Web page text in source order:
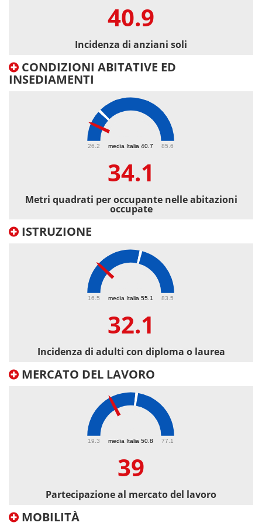
40.9
Incidenza di anziani soli
CONDIZIONI ABITATIVE ED
INSEDIAMENTI
media Italia 40.7
26.2 85.6
34.1
Metri quadrati per occupante nelle abitazioni
occupate
ISTRUZIONE
media Italia 55.1
16.5 83.5
32.1
Incidenza di adulti con diploma o laurea
MERCATO DEL LAVORO
media Italia 50.8
19.3 77.1
39
Partecipazione al mercato del lavoro
MOBILITÀ